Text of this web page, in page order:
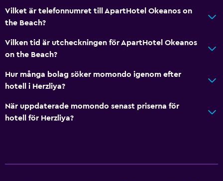
Vilket är telefonnumret till ApartHotel Okeanos on
the Beach?
Vilken tid är utcheckningen för ApartHotel Okeanos
on the Beach?
Hur många bolag söker momondo igenom efter
hotell i Herzliya?
När uppdaterade momondo senast priserna för
hotell för Herzliya?